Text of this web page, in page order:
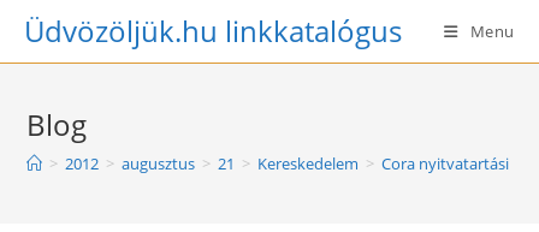
SkipÜdvözöljük.hu linkkatalógus Menu
Blog
> 2012 > augusztus > 21 > Kereskedelem > Cora nyitvatartási